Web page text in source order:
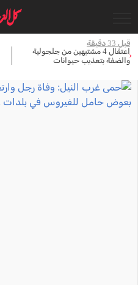
قبل 33 دقيقة
اعتقال 4 مشتبهين من جلجولية
والضفة بتعذيب حيوانات‹